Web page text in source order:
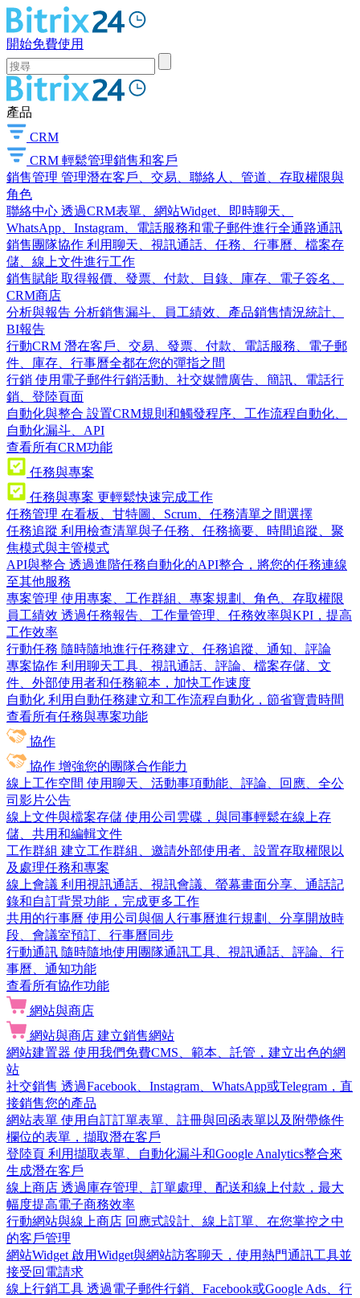
開始免費使用
產品
CRM
CRM 輕鬆管理銷售和客戶
銷售管理 管理潛在客戶、交易、聯絡人、管道、存取權限與
角色
聯絡中心 透過CRM表單、網站Widget、即時聊天、
WhatsApp、Instagram、電話服務和電子郵件進行全通路通訊
銷售團隊協作 利用聊天、視訊通話、任務、行事曆、檔案存
儲、線上文件進行工作
銷售賦能 取得報價、發票、付款、目錄、庫存、電子簽名、
CRM商店
分析與報告 分析銷售漏斗、員工績效、產品銷售情況統計、
BI報告
行動CRM 潛在客戶、交易、發票、付款、電話服務、電子郵
件、庫存、行事曆全都在您的彈指之間
行銷 使用電子郵件行銷活動、社交媒體廣告、簡訊、電話行
銷、登陸頁面
自動化與整合 設置CRM規則和觸發程序、工作流程自動化、
自動化漏斗、API
查看所有CRM功能
任務與專案
任務與專案 更輕鬆快速完成工作
任務管理 在看板、甘特圖、Scrum、任務清單之間選擇
任務追蹤 利用檢查清單與子任務、任務摘要、時間追蹤、聚
焦模式與主管模式
API與整合 透過進階任務自動化的API整合，將您的任務連線
至其他服務
專案管理 使用專案、工作群組、專案規劃、角色、存取權限
員工績效 透過任務報告、工作量管理、任務效率與KPI，提高
工作效率
行動任務 隨時隨地進行任務建立、任務追蹤、通知、評論
專案協作 利用聊天工具、視訊通話、評論、檔案存儲、文
件、外部使用者和任務範本，加快工作速度
自動化 利用自動任務建立和工作流程自動化，節省寶貴時間
查看所有任務與專案功能
協作
協作 增強您的團隊合作能力
線上工作空間 使用聊天、活動事項動能、評論、回應、全公
司影片公告
線上文件與檔案存儲 使用公司雲碟，與同事輕鬆在線上存
儲、共用和編輯文件
工作群組 建立工作群組、邀請外部使用者、設置存取權限以
及處理任務和專案
線上會議 利用視訊通話、視訊會議、螢幕畫面分享、通話記
錄和自訂背景功能，完成更多工作
共用的行事曆 使用公司與個人行事曆進行規劃、分享開放時
段、會議室預訂、行事曆同步
行動通訊 隨時隨地使用團隊通訊工具、視訊通話、評論、行
事曆、通知功能
查看所有協作功能
網站與商店
網站與商店 建立銷售網站
網站建置器 使用我們免費CMS、範本、託管，建立出色的網
站
社交銷售 透過Facebook、Instagram、WhatsApp或Telegram，直
接銷售您的產品
網站表單 使用自訂訂單表單、註冊與回函表單以及附帶條件
欄位的表單，擷取潛在客戶
登陸頁 利用擷取表單、自動化漏斗和Google Analytics整合來
生成潛在客戶
線上商店 透過庫存管理、訂單處理、配送和線上付款，最大
幅度提高電子商務效率
行動網站與線上商店 回應式設計、線上訂單、在您掌控之中
的客戶管理
網站Widget 啟用Widget與網站訪客聊天，使用熱門通訊工具並
接受回電請求
線上行銷工具 透過電子郵件行銷、Facebook或Google Ads、行